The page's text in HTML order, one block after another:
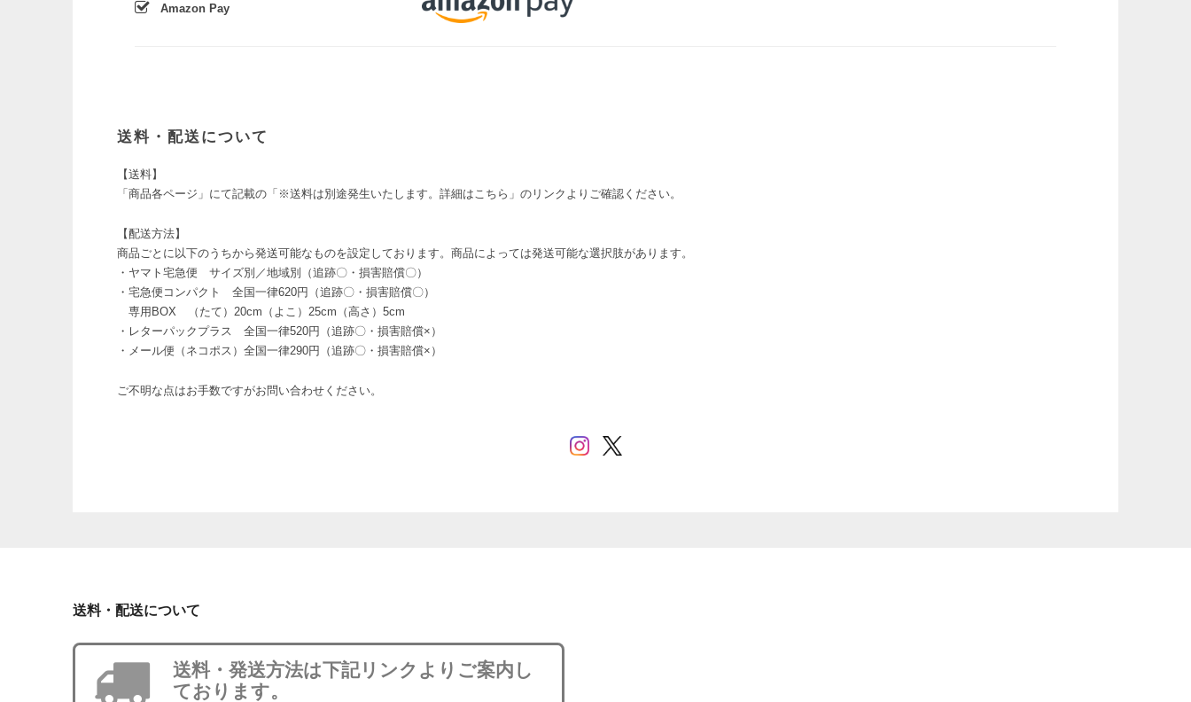
Amazon Pay
送料・配送について
【送料】
「商品各ページ」にて記載の「※送料は別途発生いたします。詳細はこちら」のリンクよりご確認ください。
【配送方法】
商品ごとに以下のうちから発送可能なものを設定しております。商品によっては発送可能な選択肢があります。
・ヤマト宅急便 サイズ別／地域別（追跡〇・損害賠償〇）
・宅急便コンパクト 全国一律620円（追跡〇・損害賠償〇）
専用BOX （たて）20cm（よこ）25cm（高さ）5cm
・レターパックプラス 全国一律520円（追跡〇・損害賠償×）
・メール便（ネコポス）全国一律290円（追跡〇・損害賠償×）
ご不明な点はお手数ですがお問い合わせください。
送料・配送について
送料・発送方法は下記リンクよりご案内し
ております。